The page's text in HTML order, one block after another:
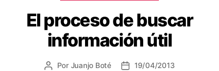
El proceso de buscar
información útil
Autor
Por Juanjo Boté
Fecha19/04/2013